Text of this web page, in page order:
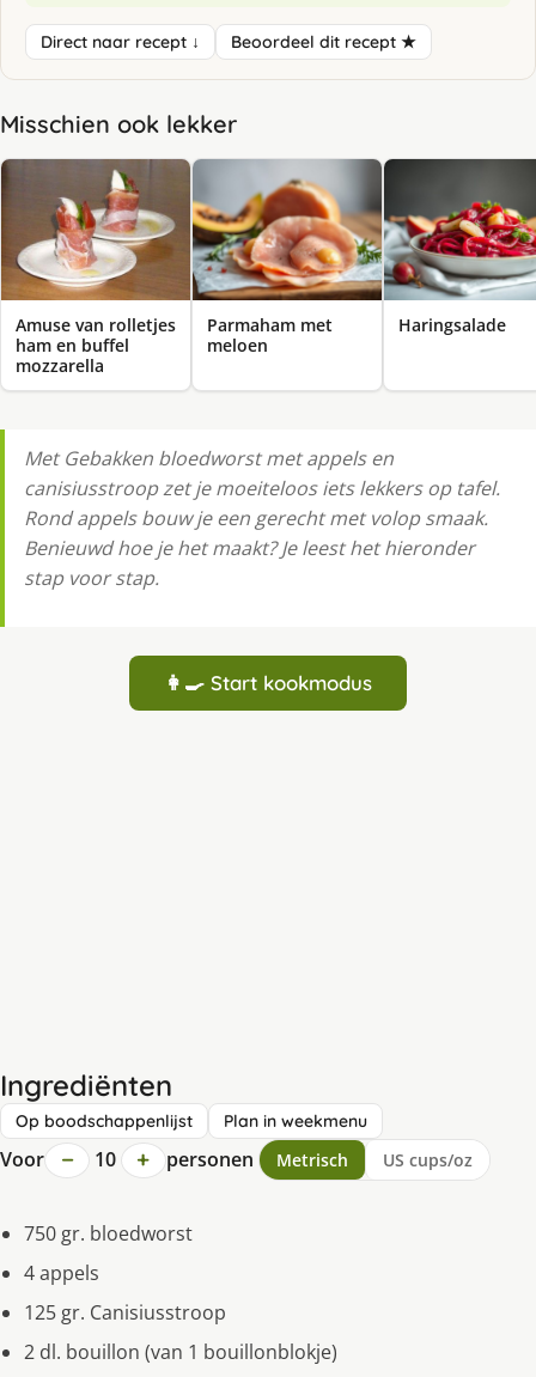
Direct naar recept ↓ Beoordeel dit recept ★
Misschien ook lekker
Amuse van rolletjes
ham en buffel
mozzarella
Parmaham met
meloen
Haringsalade
Met Gebakken bloedworst met appels en
canisiusstroop zet je moeiteloos iets lekkers op tafel.
Rond appels bouw je een gerecht met volop smaak.
Benieuwd hoe je het maakt? Je leest het hieronder
stap voor stap.
👩‍🍳 Start kookmodus
Ingrediënten
Op boodschappenlijst Plan in weekmenu
Voor − 10 + personen Metrisch US cups/oz
750 gr. bloedworst
4 appels
125 gr. Canisiusstroop
2 dl. bouillon (van 1 bouillonblokje)